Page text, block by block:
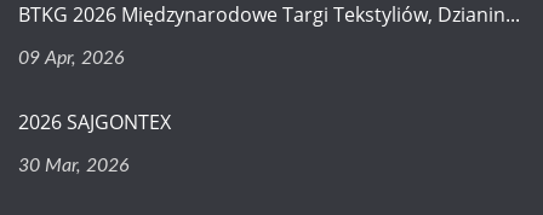
BTKG 2026 Międzynarodowe Targi Tekstyliów, Dzianin...
09 Apr, 2026
2026 SAJGONTEX
30 Mar, 2026